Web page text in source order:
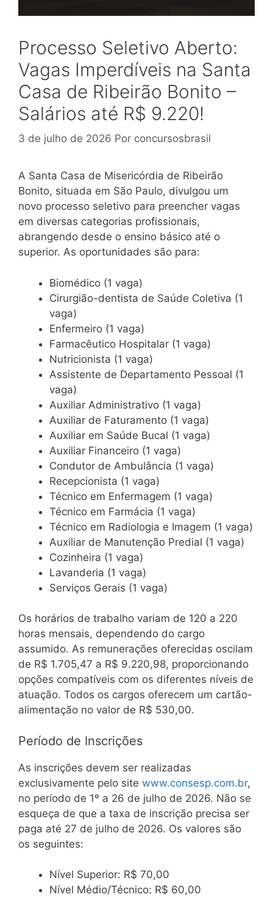
Processo Seletivo Aberto:
Vagas Imperdíveis na Santa
Casa de Ribeirão Bonito –
Salários até R$ 9.220!
3 de julho de 2026 Por concursosbrasil
A Santa Casa de Misericórdia de Ribeirão
Bonito, situada em São Paulo, divulgou um
novo processo seletivo para preencher vagas
em diversas categorias profissionais,
abrangendo desde o ensino básico até o
superior. As oportunidades são para:
Biomédico (1 vaga)
Cirurgião-dentista de Saúde Coletiva (1
vaga)
Enfermeiro (1 vaga)
Farmacêutico Hospitalar (1 vaga)
Nutricionista (1 vaga)
Assistente de Departamento Pessoal (1
vaga)
Auxiliar Administrativo (1 vaga)
Auxiliar de Faturamento (1 vaga)
Auxiliar em Saúde Bucal (1 vaga)
Auxiliar Financeiro (1 vaga)
Condutor de Ambulância (1 vaga)
Recepcionista (1 vaga)
Técnico em Enfermagem (1 vaga)
Técnico em Farmácia (1 vaga)
Técnico em Radiologia e Imagem (1 vaga)
Auxiliar de Manutenção Predial (1 vaga)
Cozinheira (1 vaga)
Lavanderia (1 vaga)
Serviços Gerais (1 vaga)
Os horários de trabalho variam de 120 a 220
horas mensais, dependendo do cargo
assumido. As remunerações oferecidas oscilam
de R$ 1.705,47 a R$ 9.220,98, proporcionando
opções compatíveis com os diferentes níveis de
atuação. Todos os cargos oferecem um cartão-
alimentação no valor de R$ 530,00.
Período de Inscrições
As inscrições devem ser realizadas
exclusivamente pelo site www.consesp.com.br,
no período de 1º a 26 de julho de 2026. Não se
esqueça de que a taxa de inscrição precisa ser
paga até 27 de julho de 2026. Os valores são
os seguintes:
Nível Superior: R$ 70,00
Nível Médio/Técnico: R$ 60,00